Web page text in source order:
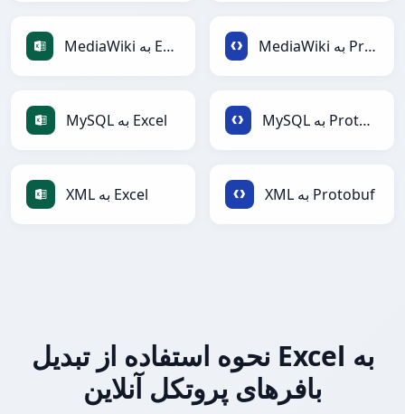
MediaWiki به Excel MediaWiki به Protobuf
MySQL به Excel MySQL به Protobuf
XML به Excel XML به Protobuf
نحوه استفاده از تبدیل Excel به
بافرهای پروتکل آنلاین